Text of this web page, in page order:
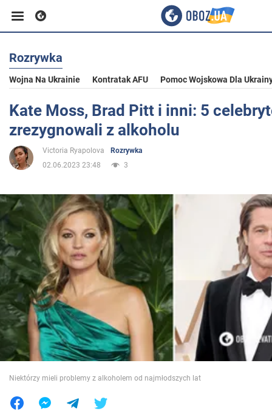
Biznes
Sport
Rozrywka
Polityka
Społeczeństwo
Wojna na Ukrainie
Świat
Jedzenie
Rozrywka
Wojna Na Ukrainie Kontratak AFU Pomoc Wojskowa Dla
Kate Moss, Brad Pitt i inni: 5
zrezygnowali z alkoholu
Victoria Ryapolova
Rozrywka
02.06.2023 23:48
3
Niektórzy mieli problemy z alkoholem od najmłodszych lat